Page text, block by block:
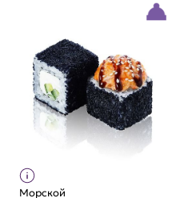
Морской